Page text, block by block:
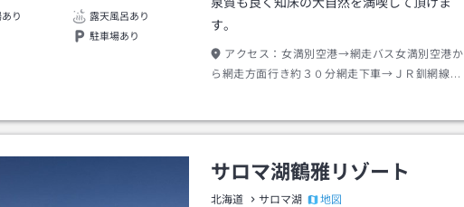
り
露天風呂あり
駐車場あり
す。
アクセス： 女満別空港→網走バス女満別空港か
ら網走方面行き約３０分網走下車→ＪＲ釧網線釧
ル下車→徒歩約２０分
サロマ湖鶴雅リゾート
北海道 サロマ湖 地図